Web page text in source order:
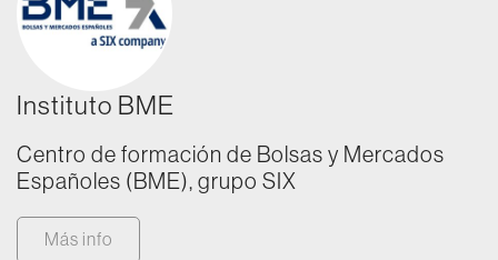
Instituto BME
Centro de formación de Bolsas y Mercados
Españoles (BME), grupo SIX
Más info